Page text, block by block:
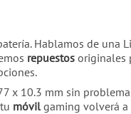
Hablamos de una
repuestos originales
x 10.3 mm sin
móvil gaming volverá a